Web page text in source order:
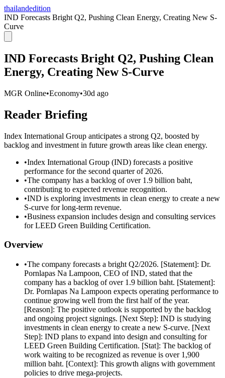
thailandedition
IND Forecasts Bright Q2, Pushing Clean Energy, Creating New S-
Curve
IND Forecasts Bright Q2, Pushing Clean
Energy, Creating New S-Curve
MGR Online•Economy•30d ago
Reader Briefing
Index International Group anticipates a strong Q2, boosted by
backlog and investment in future growth areas like clean energy.
•Index International Group (IND) forecasts a positive
performance for the second quarter of 2026.
•The company has a backlog of over 1.9 billion baht,
contributing to expected revenue recognition.
•IND is exploring investments in clean energy to create a new
S-curve for long-term revenue.
•Business expansion includes design and consulting services
for LEED Green Building Certification.
Overview
•The company forecasts a bright Q2/2026. [Statement]: Dr.
Pornlapas Na Lampoon, CEO of IND, stated that the
company has a backlog of over 1.9 billion baht. [Statement]:
Dr. Pornlapas Na Lampoon expects operating performance to
continue growing well from the first half of the year.
[Reason]: The positive outlook is supported by the backlog
and ongoing project signings. [Next Step]: IND is studying
investments in clean energy to create a new S-curve. [Next
Step]: IND plans to expand into design and consulting for
LEED Green Building Certification. [Stat]: The backlog of
work waiting to be recognized as revenue is over 1,900
million baht. [Context]: This growth aligns with government
policies to drive mega-projects.